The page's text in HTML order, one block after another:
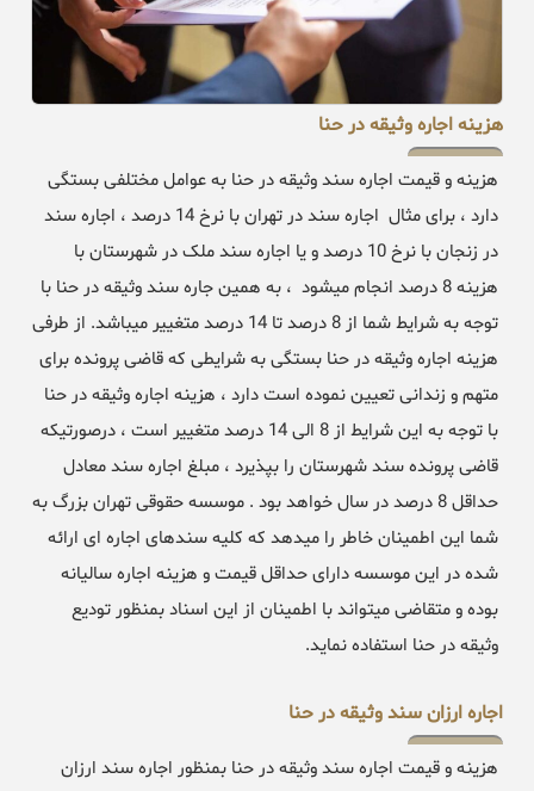
هزینه اجاره وثیقه در حنا
هزینه و قیمت اجاره سند وثیقه در حنا به عوامل مختلفی بستگی
دارد ، برای مثال اجاره سند در تهران با نرخ 14 درصد ، اجاره سند
در زنجان با نرخ 10 درصد و یا اجاره سند ملک در شهرستان با
هزینه 8 درصد انجام میشود ، به همین جاره سند وثیقه در حنا با
توجه به شرایط شما از 8 درصد تا 14 درصد متغییر میباشد. از طرفی
هزینه اجاره وثیقه در حنا بستگی به شرایطی که قاضی پرونده برای
متهم و زندانی تعیین نموده است دارد ، هزینه اجاره وثیقه در حنا
با توجه به این شرایط از 8 الی 14 درصد متغییر است ، درصورتیکه
قاضی پرونده سند شهرستان را بپذیرد ، مبلغ اجاره سند معادل
حداقل 8 درصد در سال خواهد بود . موسسه حقوقی تهران بزرگ به
شما این اطمینان خاطر را میدهد که کلیه سندهای اجاره ای ارائه
شده در این موسسه دارای حداقل قیمت و هزینه اجاره سالیانه
بوده و متقاضی میتواند با اطمینان از این اسناد بمنظور تودیع
وثیقه در حنا استفاده نماید.
اجاره ارزان سند وثیقه در حنا
هزینه و قیمت اجاره سند وثیقه در حنا بمنظور اجاره سند ارزان